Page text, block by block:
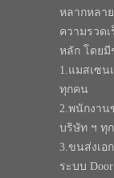
หลากหลา
ความรวด
หลัก โดยมี
1.แมสเซน
ทุกคน
2.พนักงาน
บริษัท ฯ ทุ
3.ขนส่งเอ
ระบบ